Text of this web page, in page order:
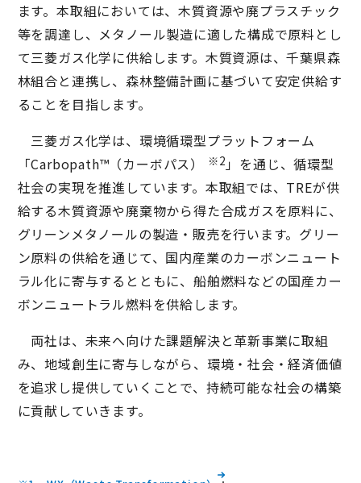
ます。本取組においては、木質資源や廃プラスチック
等を調達し、メタノール製造に適した構成で原料とし
て三菱ガス化学に供給します。木質資源は、千葉県森
林組合と連携し、森林整備計画に基づいて安定供給す
ることを目指します。
三菱ガス化学は、環境循環型プラットフォーム
「Carbopath™（カーボパス）
※2」を通じ、循環型
社会の実現を推進しています。本取組では、TREが供
給する木質資源や廃棄物から得た合成ガスを原料に、
グリーンメタノールの製造・販売を行います。グリー
ン原料の供給を通じて、国内産業のカーボンニュート
ラル化に寄与するとともに、船舶燃料などの国産カー
ボンニュートラル燃料を供給します。
両社は、未来へ向けた課題解決と革新事業に取組
み、地域創生に寄与しながら、環境・社会・経済価値
を追求し提供していくことで、持続可能な社会の構築
に貢献していきます。